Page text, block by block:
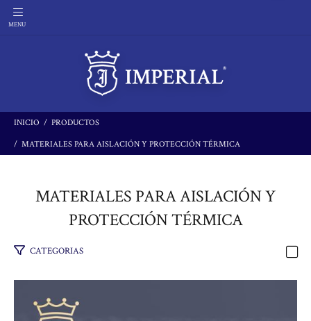
INICIO PRODUCTOS
MATERIALES PARA AISLACIÓN Y PROTECCIÓN TÉRMICA
MATERIALES PARA AISLACIÓN Y
PROTECCIÓN TÉRMICA
CATEGORIAS